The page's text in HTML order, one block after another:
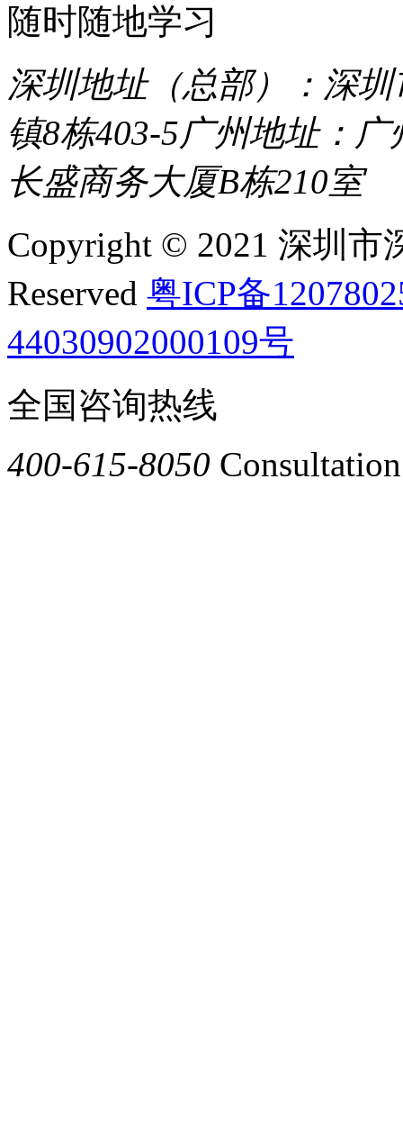
随时随地学习
深圳地址（总部）：深
镇8栋403-5广州地址：
长盛商务大厦B栋210室
Copyright © 2021 深圳市
Reserved 粤ICP备
44030902000109号
全国咨询热线
400-615-8050